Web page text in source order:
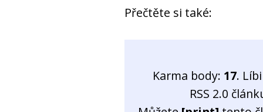
Přečtěte si také:
Karma body: 17.
RSS 2.0